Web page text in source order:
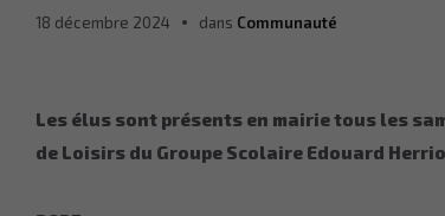
18 décembre 2024 dans Communauté
Les élus sont présents en mairie tous les
de Loisirs du Groupe Scolaire Edouard